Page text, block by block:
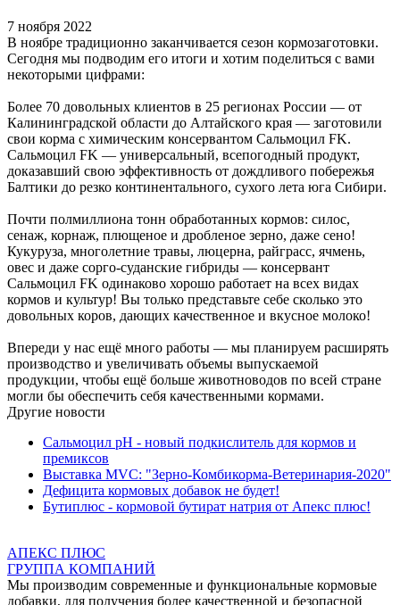
7 ноября 2022
В ноябре традиционно заканчивается сезон кормозаготовки.
Сегодня мы подводим его итоги и хотим поделиться с вами
некоторыми цифрами:
Более 70 довольных клиентов в 25 регионах России — от
Калининградской области до Алтайского края — заготовили
свои корма с химическим консервантом Сальмоцил FK.
Сальмоцил FK — универсальный, всепогодный продукт,
доказавший свою эффективность от дождливого побережья
Балтики до резко континентального, сухого лета юга Сибири.
Почти полмиллиона тонн обработанных кормов: силос,
сенаж, корнаж, плющеное и дробленое зерно, даже сено!
Кукуруза, многолетние травы, люцерна, райграсс, ячмень,
овес и даже сорго-суданские гибриды — консервант
Сальмоцил FK одинаково хорошо работает на всех видах
кормов и культур! Вы только представьте себе сколько это
довольных коров, дающих качественное и вкусное молоко!
Впереди у нас ещё много работы — мы планируем расширять
производство и увеличивать объемы выпускаемой
продукции, чтобы ещё больше животноводов по всей стране
могли бы обеспечить себя качественными кормами.
Другие новости
Сальмоцил pH - новый подкислитель для кормов и
премиксов
Выставка MVC: "Зерно-Комбикорма-Ветеринария-2020"
Дефицита кормовых добавок не будет!
Бутиплюс - кормовой бутират натрия от Апекс плюс!
АПЕКС ПЛЮС
ГРУППА КОМПАНИЙ
Мы производим современные и функциональные кормовые
добавки, для получения более качественной и безопасной